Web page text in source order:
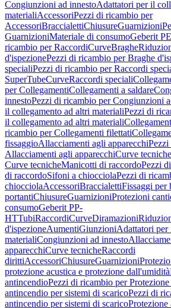
Congiunzioni ad innestoAdattatori per il
materialiAccessoriPezzi di ricambio per
AccessoriBraccialettiChiusureGuarnizioni
GuarnizioniMateriale di consumoGeberit PE
ricambio per RaccordiCurveBraghe
d'ispezionePezzi di ricambio per Braghe
specialiPezzi di ricambio per Raccordi
SuperTubeCurveRaccordi speciali
per CollegamentiCollegamenti a saldare
innestoPezzi di ricambio per Congiunzioni
il collegamento ad altri materialiPezzi di
il collegamento ad altri materiali
ricambio per Collegamenti filettati
fissaggioAllacciamenti agli apparecchi
Allacciamenti agli apparecchiCurve tecniche
Curve tecnicheManicotti di raccordoPezzi
di raccordoSifoni a chiocciolaPezzi di
chiocciolaAccessoriBraccialettiFissaggi per
portantiChiusureGuarnizioniProtezioni
consumoGeberit PP-
HTTubiRaccordiCurveDiramazioni
d'ispezioneAumentiGiunzioniAdattatori per
materialiCongiunzioni ad innesto
apparecchiCurve tecnicheRaccordi
dirittiAccessoriChiusureGuarnizioni
protezione acustica e protezione dall'umidità
antincendioPezzi di ricambio per
antincendio per sistemi di scaricoPezzi di
antincendio per sistemi di scaricoProtezione